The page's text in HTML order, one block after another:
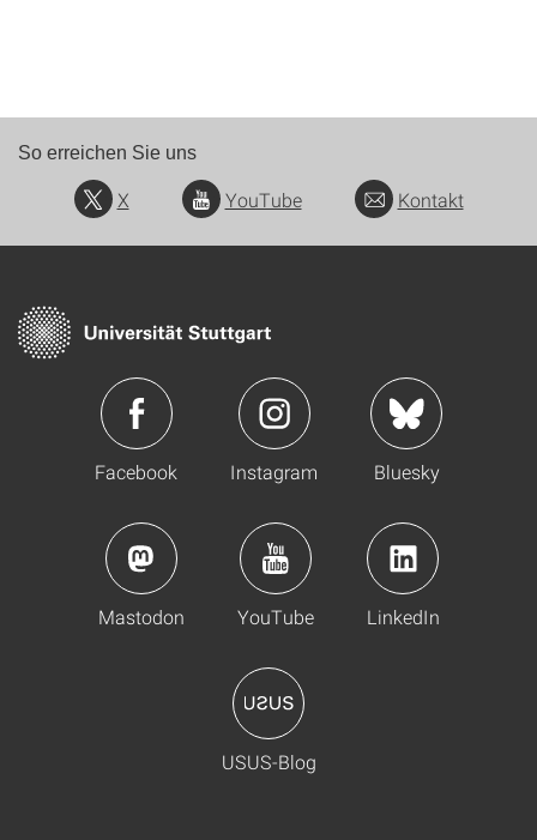
So erreichen Sie uns
X YouTube Kontakt
Facebook Instagram Bluesky
Mastodon YouTube LinkedIn
USUS-Blog